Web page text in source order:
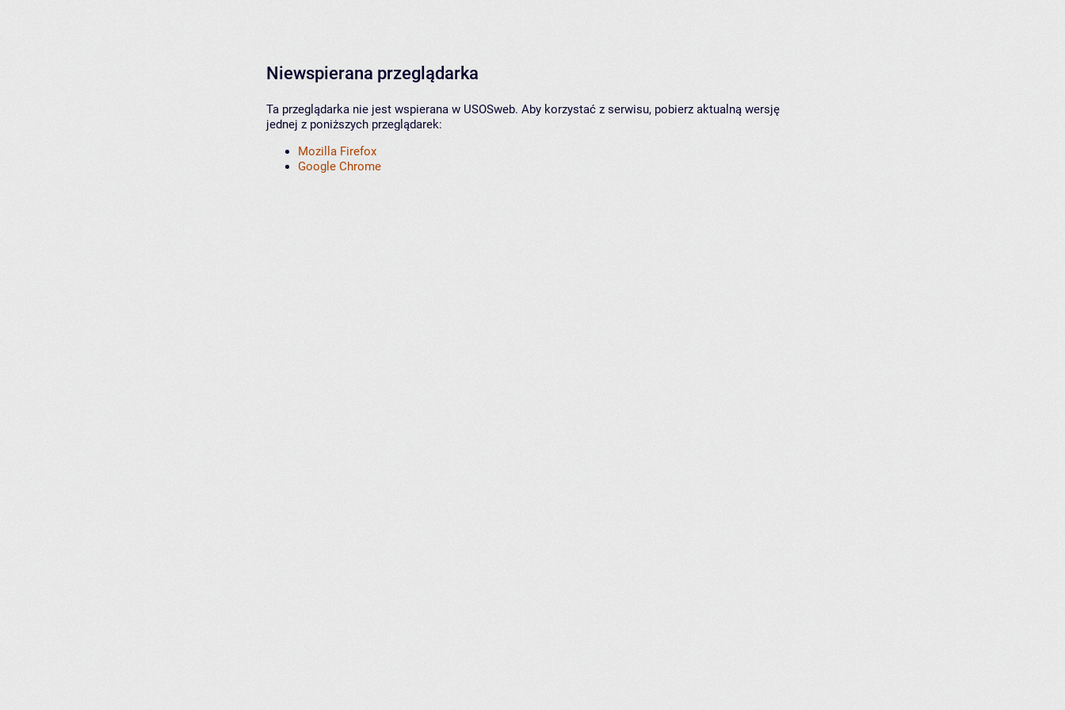
Niewspierana przeglądarka
Ta przeglądarka nie jest wspierana w USOSweb. Aby korzystać z serwisu, pobierz aktualną wersję
jednej z poniższych przeglądarek:
Mozilla Firefox
Google Chrome